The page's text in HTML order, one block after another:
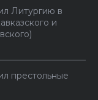
Литургию в
и
престольные